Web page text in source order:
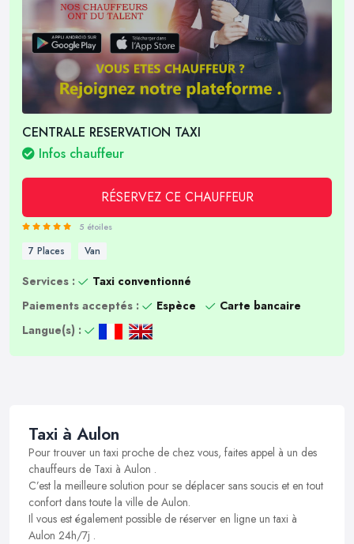
CENTRALE RESERVATION TAXI
Infos chauffeur
RÉSERVEZ CE CHAUFFEUR
5 étoiles
7 Places Van
Services :
Taxi conventionné
Paiements acceptés :
Espèce
Carte bancaire
Langue(s) :
Taxi à Aulon
Pour trouver un taxi proche de chez vous, faites appel à un des
chauffeurs de Taxi à Aulon .
C’est la meilleure solution pour se déplacer sans soucis et en tout
confort dans toute la ville de Aulon.
Il vous est également possible de réserver en ligne un taxi à
Aulon 24h/7j .